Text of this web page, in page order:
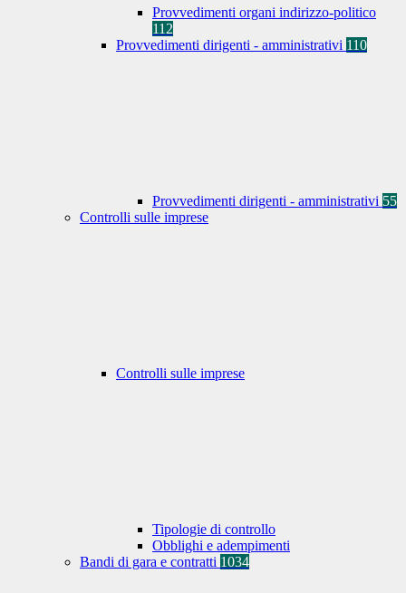
Provvedimenti organi indirizzo-politico
112
Provvedimenti dirigenti - amministrativi 110
Provvedimenti dirigenti - amministrativi 55
Controlli sulle imprese
Controlli sulle imprese
Tipologie di controllo
Obblighi e adempimenti
Bandi di gara e contratti 1034